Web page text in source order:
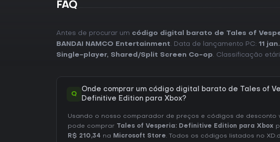
FAQ
Antes de procurar um código digital barato de Tales of
BANDAI NAMCO Entertainment. Data de lançamento PC: 11
Single-player, Shared/Split Screen Co-op. Classificação
Q
Onde comprar um código digital barato de Tales of
Definitive Edition para Xbox?
Usando o nosso comparador de preços e códigos de desconto
pode comprar Tales of Vesperia: Definitive Edition para Xbox
R$ 210,34 na Microsoft Store. Todos os códigos listados no